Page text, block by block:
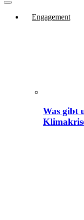
Engagement
Was gibt